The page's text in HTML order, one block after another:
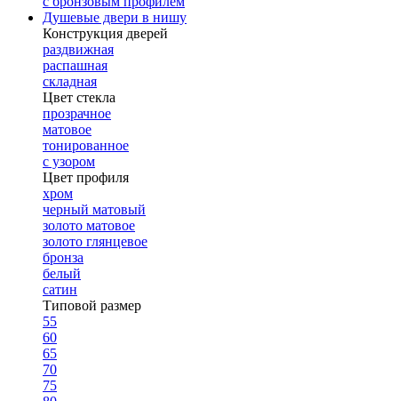
Душевые двери в нишу
Конструкция дверей
раздвижная
распашная
складная
Цвет стекла
прозрачное
матовое
тонированное
с узором
Цвет профиля
хром
черный матовый
золото матовое
золото глянцевое
бронза
белый
сатин
Типовой размер
55
60
65
70
75